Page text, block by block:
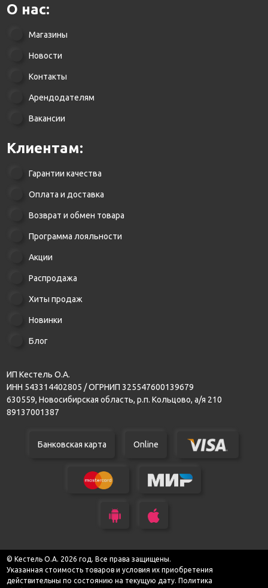
О нас:
Магазины
Новости
Контакты
Арендодателям
Вакансии
Клиентам:
Гарантии качества
Оплата и доставка
Возврат и обмен товара
Программа лояльности
Акции
Распродажа
Хиты продаж
Новинки
Блог
ИП Кестель О.А.
ИНН 543314402805 / ОГРНИП 325547600139679
630559, Новосибирская область, р.п. Кольцово, а/я 210
89137001387
Банковская карта Online
© Кестель О.А. 2026 год. Все права защищены.
Указанная стоимость товаров и условия их приобретения
действительны по состоянию на текущую дату. Политика